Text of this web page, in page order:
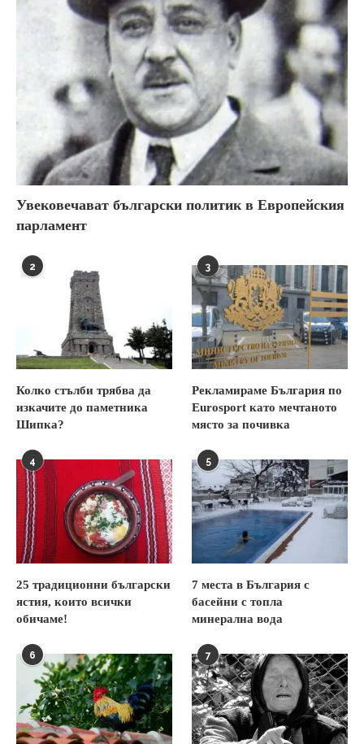
Увековечават български политик в Европейския
парламент
2
Колко стълби трябва да
изкачите до паметника
Шипка?
3
Рекламираме България по
Eurosport като мечтаното
място за почивка
4
25 традиционни български
ястия, които всички
обичаме!
5
7 места в България с
басейни с топла
минерална вода
6 7